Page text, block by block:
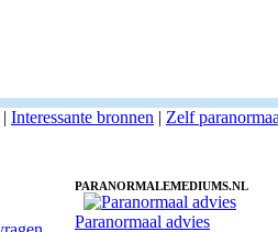
| Interessante bronnen | Zelf
PARANORMALEMEDIUMS.NL
Paranormaal advies